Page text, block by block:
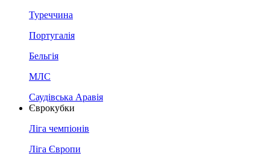
Туреччина
Португалія
Бельгія
МЛС
Саудівська Аравія
Єврокубки
Ліга чемпіонів
Ліга Європи